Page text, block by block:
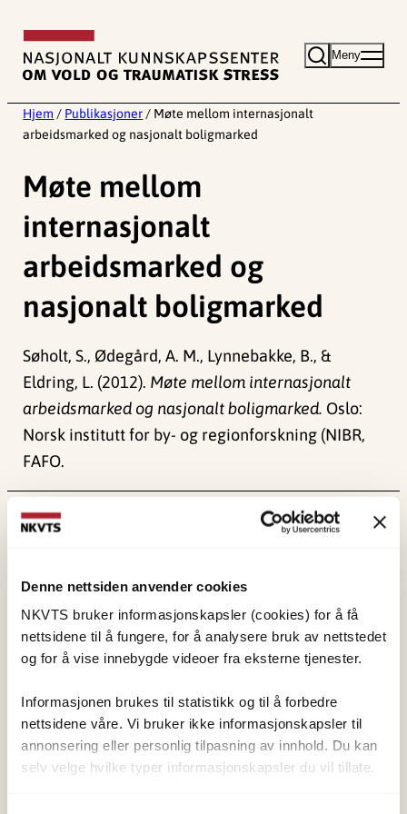
Denne nettsiden anvender cookies
NKVTS bruker informasjonskapsler (cookies) for å få
nettsidene til å fungere, for å analysere bruk av nettstedet
og for å vise innebygde videoer fra eksterne tjenester.
Informasjonen brukes til statistikk og til å forbedre
nettsidene våre. Vi bruker ikke informasjonskapsler til
annonsering eller personlig tilpasning av innhold. Du kan
selv velge hvilke typer informasjonskapsler du vil tillate.
innhold
Meny
Hjem / Publikasjoner / Møte mellom internasjonalt
arbeidsmarked og nasjonalt boligmarked
Møte mellom
internasjonalt
arbeidsmarked og
nasjonalt boligmarked
Søholt, S., Ødegård, A. M., Lynnebakke, B., &
Eldring, L. (2012). Møte mellom internasjonalt
arbeidsmarked og nasjonalt boligmarked. Oslo:
Norsk institutt for by- og regionforskning (NIBR,
FAFO.
Publisert:
om vold og traumatisk stress. Formålet er å bidra
til å forebygge og redusere de helsemessige og
sosiale konsekvensene som vold og traumatisk